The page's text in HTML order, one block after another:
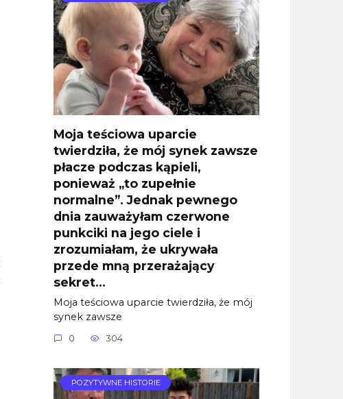
Moja teściowa uparcie
twierdziła, że mój synek zawsze
płacze podczas kąpieli,
ponieważ „to zupełnie
normalne”. Jednak pewnego
dnia zauważyłam czerwone
punkciki na jego ciele i
zrozumiałam, że ukrywała
przede mną przerażający
sekret…
Moja teściowa uparcie twierdziła, że mój
synek zawsze
0 304
POZYTYWNE HISTORIE